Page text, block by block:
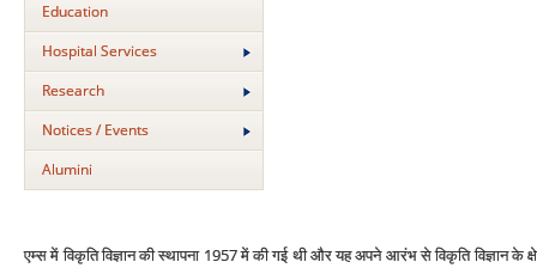
Education
Hospital Services
Research
Notices / Events
Alumini
एम्‍स में विकृति विज्ञान की स्‍थापना 1957 में की गई थी और यह अपने आरंभ से विकृति विज्ञान